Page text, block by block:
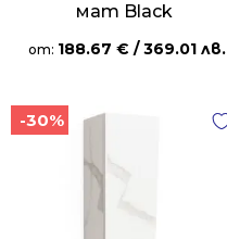
мат Black
от: 188.67 € / 369.01 лв.
-30%